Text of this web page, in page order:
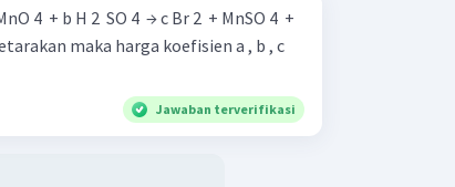
Jawaban terverifikasi